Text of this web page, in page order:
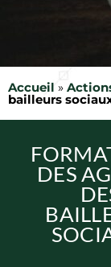
Accueil »
bailleurs
DES